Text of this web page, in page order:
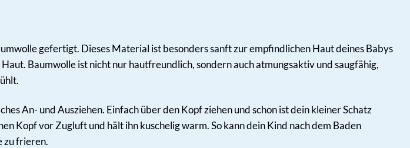
gefertigt. Dieses Material ist besonders sanft zur empfindlichen Haut deines Babys
Baumwolle ist nicht nur hautfreundlich, sondern auch atmungsaktiv und saugfähig,
An- und Ausziehen. Einfach über den Kopf ziehen und schon ist dein kleiner Schatz
Kopf vor Zugluft und hält ihn kuschelig warm. So kann dein Kind nach dem Baden
zu frieren.